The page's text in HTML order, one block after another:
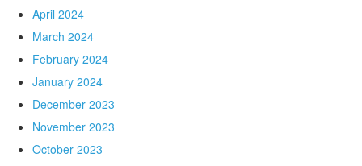
April 2024
March 2024
February 2024
January 2024
December 2023
November 2023
October 2023